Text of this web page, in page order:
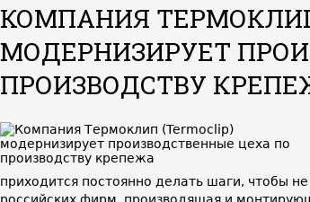
КОМПАНИЯ ТЕРМОКЛИП
МОДЕРНИЗИРУЕТ
ПРОИЗВОДСТВУ
приходится постоянно делать шаги, чтобы
российских фирм, производящая и